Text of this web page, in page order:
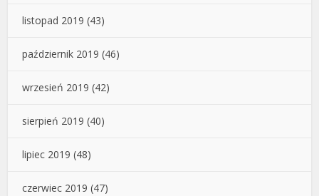
listopad 2019 (43)
październik 2019 (46)
wrzesień 2019 (42)
sierpień 2019 (40)
lipiec 2019 (48)
czerwiec 2019 (47)